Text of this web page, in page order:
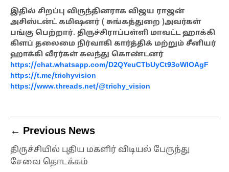
இதில் சிறப்பு விருந்தினராக விஜய ராஜன்
அசிஸ்டன்ட் கமிஷனர் ( சுங்கத்துறை )அவர்கள்
பங்கு பெற்றார். திருச்சிராப்பள்ளி மாவட்ட ஹாக்கி
கிளப் தலைமை நிர்வாகி கார்த்திக் மற்றும் சீனியர்
ஹாக்கி வீரர்கள் கலந்து கொண்டனர்
https://chat.whatsapp.com/D2QYeuCTbUyCt93oWlOAgF
https://t.me/trichyvision
https://www.threads.net/@trichy_vision
← Previous News
திருச்சியில் புதிய மகளிர் விடியல் பேருந்து
சேவை தொடக்கம்